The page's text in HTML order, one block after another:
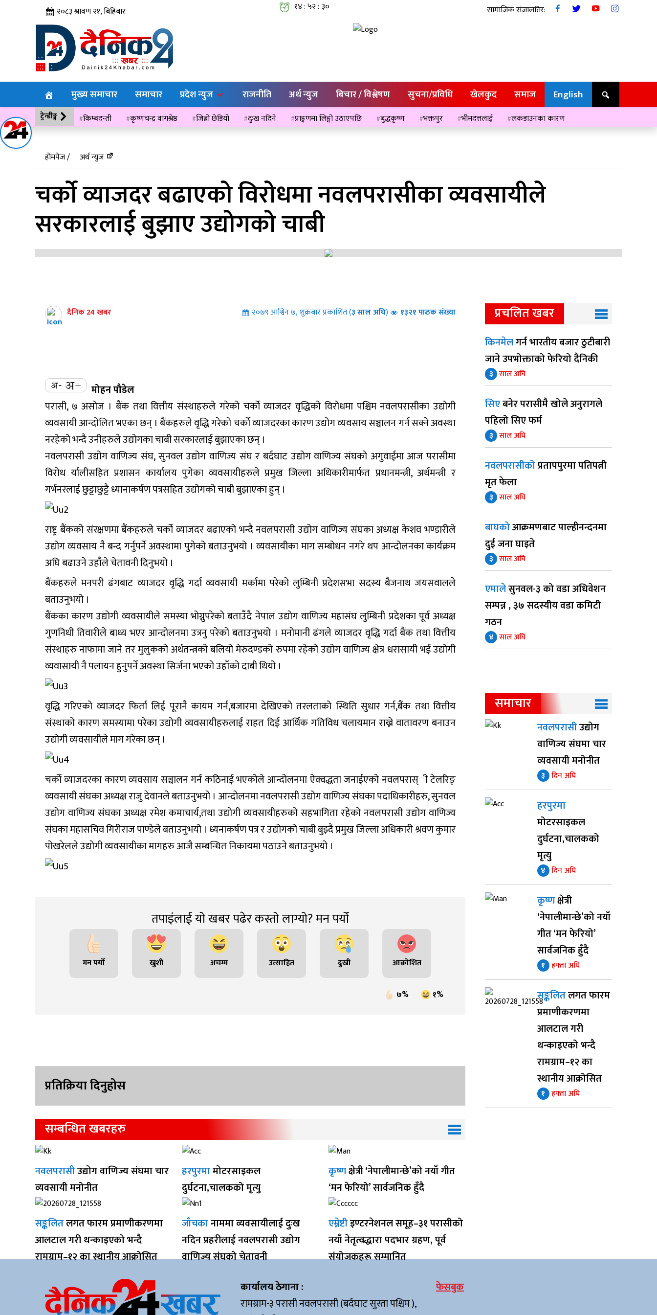
२०८३ श्रावण २१, बिहिबार १४ : ५२ : ३१ सामाजिक संजालतिर:
मुख्य समाचार समाचार प्रदेश न्युज राजनीति अर्थ न्युज बिचार / विश्लेषण सुचना/प्रविधि खेलकुद समाज English
ट्रेन्डीङ्ग किम्बदन्ती कृष्णचन्द्र वागश्रेष्ठ जिब्रो छेडियो दुःख नदिने प्राङ्गणमा लिङ्गो उठाएपछि बुद्धकृष्ण भक्तपुर भीमदत्तलाई
लकडाउनका कारण
होमपेज /
अर्थ न्युज
चर्काे व्याजदर बढाएको विरोधमा नवलपरासीका व्यवसायीले
सरकारलाई बुझाए उद्योगको चाबी
दैनिक 24 खबर २०७९ आश्विन ७, शुक्रबार प्रकाशित (३साल अघि) १३२१ पाठक संख्या
मोहन पौडेल
परासी, ७ असोज । बैंक तथा वित्तीय संस्थाहरुले गरेको चर्काे व्याजदर वृद्धिको विरोधमा पश्चिम नवलपरासीका उद्योगी
व्यवसायी आन्दोलित भएका छन् । बैंकहरुले वृद्धि गरेको चर्काे व्याजदरका कारण उद्योग व्यवसाय सञ्चालन गर्न सक्ने अवस्था
नरहेको भन्दै उनीहरुले उद्योगका चाबी सरकारलाई बुझाएका छन् ।
नवलपरासी उद्योग वाणिज्य संघ, सुनवल उद्योग वाणिज्य संघ र बर्दघाट उद्योग वाणिज्य संघको अगुवाईमा आज परासीमा
विरोध र्यालीसहित प्रशासन कार्यालय पुगेका व्यवसायीहरुले प्रमुख जिल्ला अधिकारीमार्फत प्रधानमन्त्री, अर्थमन्त्री र
गर्भनरलाई छुट्टाछुट्टै ध्यानाकर्षण पत्रसहित उद्योगको चाबी बुझाएका हुन् ।
राष्ट्र बैंकको संरक्षणमा बैंकहरुले चर्काे व्याजदर बढाएको भन्दै नवलपरासी उद्योग वाणिज्य संघका अध्यक्ष केशव भण्डारीले
उद्योग व्यवसाय नै बन्द गर्नुपर्ने अवस्थामा पुगेको बताउनुभयो । व्यवसायीका माग सम्बोधन नगरे थप आन्दोलनका कार्यक्रम
अघि बढाउने उहाँले चेतावनी दिनुभयो ।
बैंकहरुले मनपरी ढंगबाट व्याजदर वृद्धि गर्दा व्यवसायी मर्कामा परेको लुम्बिनी प्रदेशसभा सदस्य बैजनाथ जयसवालले
बताउनुभयो ।
बैंकका कारण उद्योगी व्यवसायीले समस्या भोग्नुपरेको बताउँदै नेपाल उद्योग वाणिज्य महासंघ लुम्बिनी प्रदेशका पूर्व अध्यक्ष
गुणनिधी तिवारीले बाध्य भएर आन्दोलनमा उत्रनु परेको बताउनुभयो । मनोमानी ढंगले व्याजदर वृद्धि गर्दा बैंक तथा वित्तीय
संस्थाहरु नाफामा जाने तर मुलुकको अर्थतन्त्रको बलियो मेरुदण्डको रुपमा रहेको उद्योग वाणिज्य क्षेत्र धरासायी भई उद्योगी
व्यवासायी नै पलायन हुनुपर्ने अवस्था सिर्जना भएको उहाँको दाबी थियो ।
वृद्धि गरिएको व्याजदर फिर्ता लिई पूरानै कायम गर्न,बजारमा देखिएको तरलताको स्थिति सुधार गर्न,बैंक तथा वित्तीय
संस्थाको कारण समस्यामा परेका उद्योगी व्यवसायीहरुलाई राहत दिई आर्थिक गतिविध चलायमान राख्ने वातावरण बनाउन
उद्योगी व्यवसायीले माग गरेका छन् ।
चर्काे व्याजदरका कारण व्यवसाय सञ्चालन गर्न कठिनाई भएकोले आन्दोलनमा ऐक्वद्धता जनाईएको नवलपरास्ी टेलरिङ्
व्यवसायी संघका अध्यक्ष राजु देवानले बताउनुभयो । आन्दोलनमा नवलपरासी उद्योग वाणिज्य संघका पदाधिकारीहरु, सुनवल
उद्योग वाणिज्य संघका अध्यक्ष रमेश कमाचार्य,तथा उद्योगी व्यवसायीहरुको सहभागिता रहेको नवलपरासी उद्योग वाणिज्य
संघका महासचिव गिरीराज पाण्डेले बताउनुभयो । ध्यनाकर्षण पत्र र उद्योगको चाबी बुझ्दै प्रमुख जिल्ला अधिकारी श्रवण कुमार
पोखरेलले उद्योगी व्यवसायीका मागहरु आजै सम्बन्धित निकायमा पठाउने बताउनुभयो ।
तपाइंलाई यो खबर पढेर कस्तो लाग्यो? मन पर्यो
मन पर्यो खुशी अचम्म उत्साहित दुखी आक्रोशित
७% १%
प्रतिक्रिया दिनुहोस
सम्बन्धित खबरहरु
नवलपरासीउद्योग वाणिज्य संघमा चार
व्यवसायी मनोनीत
हरपुरमामोटरसाइकल
दुर्घटना,चालकको मृत्यु
कृष्णक्षेत्री ‘नेपालीमान्छे’को नयाँ गीत
‘मन फेरियो’ सार्वजनिक हुँदै
सङ्कलितलगत फारम प्रमाणीकरणमा
आलटाल गरी थन्काइएको भन्दै
रामग्राम–१२ का स्थानीय आक्रोसित
जाँचकानाममा व्यवसायीलाई दुःख
नदिन प्रहरीलाई नवलपरासी उद्योग
वाणिज्य संघको चेतावनी
एम्नेष्टीइण्टरनेशनल समूह–३१ परासीको
नयाँ नेतृत्वद्धारा पदभार ग्रहण, पूर्व
संयोजकहरू सम्मानित
प्रचलित खबर
किनमेलगर्न भारतीय बजार ठुटीबारी
जाने उपभोक्ताको फेरियो दैनिकी
३ साल अघि
सिएबनेर परासीमै खोले अनुरागले
पहिलो सिए फर्म
३ साल अघि
नवलपरासीकोप्रतापपुरमा पतिपत्नी
मृत फेला
३ साल अघि
बाघकोआक्रमणबाट पाल्हीनन्दनमा
दुई जना घाइते
३ साल अघि
एमालेसुनवल-३ को वडा अधिवेशन
सम्पन्न , ३७ सदस्यीय वडा कमिटी
गठन
४ साल अघि
समाचार
नवलपरासीउद्योग
वाणिज्य संघमा चार
व्यवसायी मनोनीत
३ दिन अघि
हरपुरमा
मोटरसाइकल
दुर्घटना,चालकको
मृत्यु
४ दिन अघि
कृष्णक्षेत्री
‘नेपालीमान्छे’को नयाँ
गीत ‘मन फेरियो’
सार्वजनिक हुँदै
१ हफ्ता अघि
सङ्कलितलगत फारम
प्रमाणीकरणमा
आलटाल गरी
थन्काइएको भन्दै
रामग्राम–१२ का
स्थानीय आक्रोसित
१ हफ्ता अघि
कार्यालय ठेगाना :
रामग्राम-३ परासी नवलपरासी (बर्दघाट सुस्ता पश्चिम ),
फेसबुक